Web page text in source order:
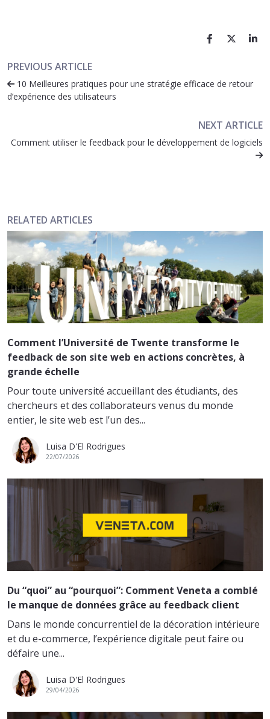
PREVIOUS ARTICLE
10 Meilleures pratiques pour une stratégie efficace de retour
d’expérience des utilisateurs
NEXT ARTICLE
Comment utiliser le feedback pour le développement de logiciels
RELATED ARTICLES
Comment l’Université de Twente transforme le
feedback de son site web en actions concrètes, à
grande échelle
Pour toute université accueillant des étudiants, des
chercheurs et des collaborateurs venus du monde
entier, le site web est l’un des...
Luisa D'El Rodrigues
22/07/2026
Du “quoi” au “pourquoi”: Comment Veneta a comblé
le manque de données grâce au feedback client
Dans le monde concurrentiel de la décoration intérieure
et du e-commerce, l’expérience digitale peut faire ou
défaire une...
Luisa D'El Rodrigues
29/04/2026